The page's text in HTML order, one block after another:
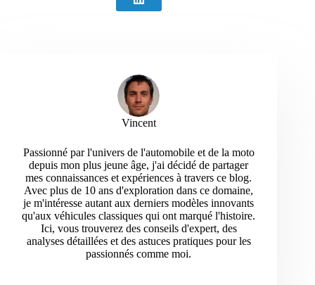
Vincent
Passionné par l'univers de l'automobile et de la moto
depuis mon plus jeune âge, j'ai décidé de partager
mes connaissances et expériences à travers ce blog.
Avec plus de 10 ans d'exploration dans ce domaine,
je m'intéresse autant aux derniers modèles innovants
qu'aux véhicules classiques qui ont marqué l'histoire.
Ici, vous trouverez des conseils d'expert, des
analyses détaillées et des astuces pratiques pour les
passionnés comme moi.